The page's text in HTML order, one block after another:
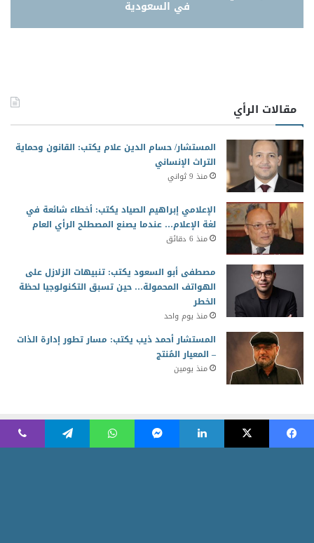
في السعودية
مقالات الرأي
المستشار/ حسام الدين علام يكتب: القانون وحماية
التراث الإنساني
منذ 9 ثواني
الإعلامي إبراهيم الصياد يكتب: أخطاء شائعة في
لغة الإعلام… عندما يصنع المصطلح الرأي العام
منذ 6 دقائق
مصطفى أبو السعود يكتب: تنبيهات الزلازل على
الهواتف المحمولة… حين تسبق التكنولوجيا لحظة
الخطر
منذ يوم واحد
المستشار أحمد ذيب يكتب: مسار تطور إدارة الذات
– المعيار المُنتج
منذ يومين
2026 جميع الحقوق محفوظة للمجلس العربي للمسئولية المجتمعية